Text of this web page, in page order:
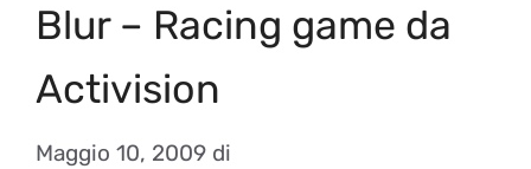
Blur – Racing game da
Activision
Maggio 10, 2009 di